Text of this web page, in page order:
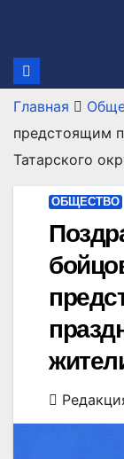
содержимому
Главная
предстоящим
Татарского
ОБЩЕСТВО